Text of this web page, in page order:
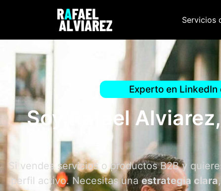
Servicios
Experto en LinkedIn
Soy Rafael
Si vendes servicios o productos B2B y
perfil activo. Necesitas unaestrategia clara